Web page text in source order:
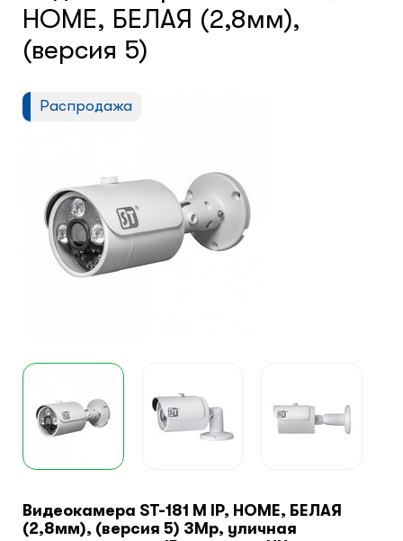
Системы фонового озвучивания
Сетевое оборудование
Защитные сейферы и боксы
Климатический шкафы
Монтажные шкафы
HOME, БЕЛАЯ (2,8мм),
(версия 5)
Распродажа
Видеокамера ST-181 M IP, HOME, БЕЛАЯ
(2,8мм), (версия 5) 3Mp, уличная